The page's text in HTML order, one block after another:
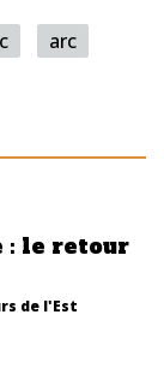
arc
: le retour
de l'Est